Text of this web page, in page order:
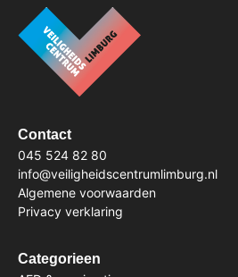
Contact
045 524 82 80
info@veiligheidscentrumlimburg.nl
Algemene voorwaarden
Privacy verklaring
Categorieen